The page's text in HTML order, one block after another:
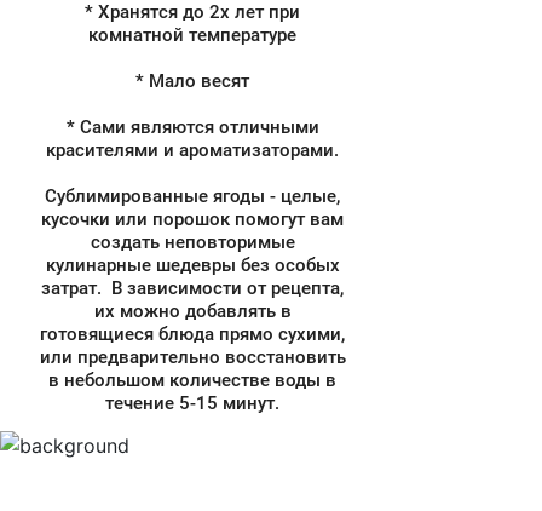
* Хранятся до 2х лет при
комнатной температуре
* Мало весят
* Сами являются отличными
красителями и ароматизаторами.
Сублимированные ягоды - целые,
кусочки или порошок помогут вам
создать неповторимые
кулинарные шедевры без особых
затрат. В зависимости от рецепта,
их можно добавлять в
готовящиеся блюда прямо сухими,
или предварительно восстановить
в небольшом количестве воды в
течение 5-15 минут.